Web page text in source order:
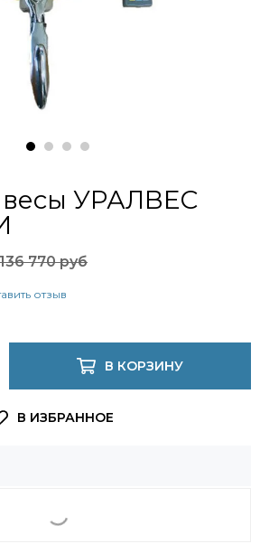
УРАЛВЕС
136 770 руб
отзыв
В КОРЗИНУ